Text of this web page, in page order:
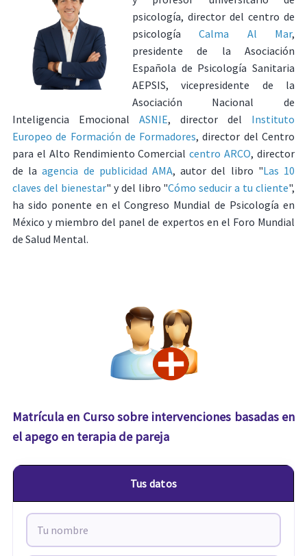
psicología, director del centro de
psicologíaCalma Al Mar,
presidente de la Asociación
Española de Psicología Sanitaria
AEPSIS, vicepresidente de la
Asociación Nacional de
Inteligencia Emocional ASNIE, director del Instituto
Europeo de Formación de Formadores, director del Centro
para el Alto Rendimiento Comercialcentro ARCO, director
de laagencia de publicidad AMA, autor del libro "Las 10
claves del bienestar" y del libro "Cómo seducir a tu cliente",
ha sido ponente en el Congreso Mundial de Psicología en
México y miembro del panel de expertos en el Foro Mundial
de Salud Mental.
Matrícula en Curso sobre intervenciones basadas en
el apego en terapia de pareja
Tus datos